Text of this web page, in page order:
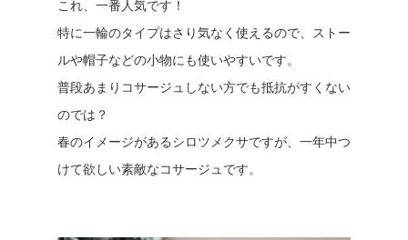
これ、一番人気です！
特に一輪のタイプはさり気なく使えるので、ストー
ルや帽子などの小物にも使いやすいです。
普段あまりコサージュしない方でも抵抗がすくない
のでは？
春のイメージがあるシロツメクサですが、一年中つ
けて欲しい素敵なコサージュです。